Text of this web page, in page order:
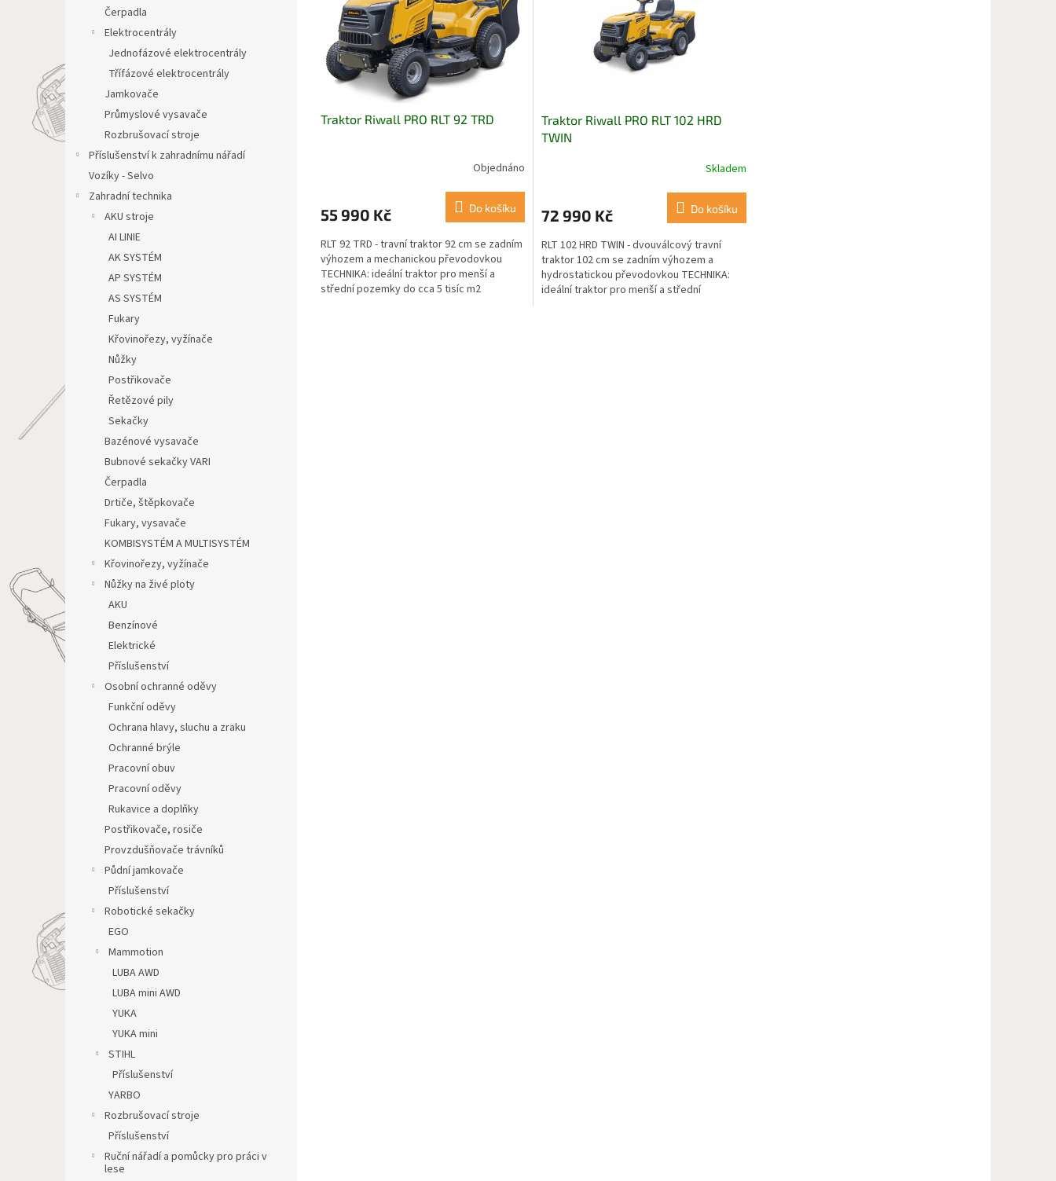
Čerpadla
Elektrocentrály
Jednofázové elektrocentrály
Třífázové elektrocentrály
Jamkovače
Průmyslové vysavače
Rozbrušovací stroje
Příslušenství k zahradnímu nářadí
Vozíky - Selvo
Zahradní technika
AKU stroje
AI LINIE
AK SYSTÉM
AP SYSTÉM
AS SYSTÉM
Fukary
Křovinořezy, vyžínače
Nůžky
Postřikovače
Řetězové pily
Sekačky
Bazénové vysavače
Bubnové sekačky VARI
Čerpadla
Drtiče, štěpkovače
Fukary, vysavače
KOMBISYSTÉM A MULTISYSTÉM
Křovinořezy, vyžínače
Nůžky na živé ploty
AKU
Benzínové
Elektrické
Příslušenství
Osobní ochranné oděvy
Funkční oděvy
Ochrana hlavy, sluchu a zraku
Ochranné brýle
Pracovní obuv
Pracovní oděvy
Rukavice a doplňky
Postřikovače, rosiče
Provzdušňovače trávníků
Půdní jamkovače
Příslušenství
Robotické sekačky
EGO
Mammotion
LUBA AWD
LUBA mini AWD
YUKA
YUKA mini
STIHL
Příslušenství
YARBO
Rozbrušovací stroje
Příslušenství
Ruční nářadí a pomůcky pro práci v
lese
Traktor Riwall PRO RLT 92 TRD
Objednáno
55 990 Kč Do košíku
RLT 92 TRD - travní traktor 92 cm se zadním
výhozem a mechanickou převodovkou
TECHNIKA: ideální traktor pro menší a
střední pozemky do cca 5 tisíc m2
Traktor Riwall PRO RLT 102 HRD
TWIN
Skladem
72 990 Kč Do košíku
RLT 102 HRD TWIN - dvouválcový travní
traktor 102 cm se zadním výhozem a
hydrostatickou převodovkou TECHNIKA:
ideální traktor pro menší a střední